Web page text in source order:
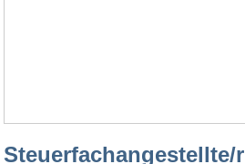
Steuerfachangestellte/r